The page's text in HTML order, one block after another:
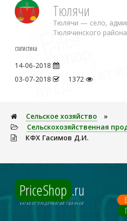
Тюлячи
Тюлячи — село,
Тюлячинского
статистика
14-06-2018
03-07-2018
1372
Сельское хозяйство
»
Сельскохозяйственная
КФХ Гасимов Д.И.
PriceShop .ru
КАТАЛОГ ПРЕДПРИЯТИЙ ТЮЛЯЧЕЙ